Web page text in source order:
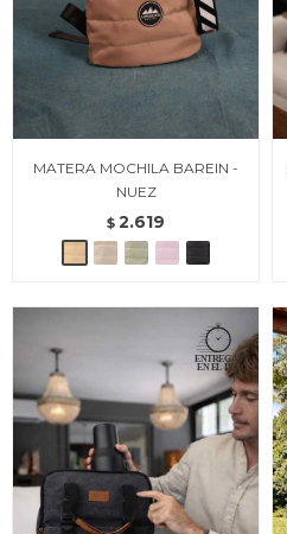
MATERA MOCHILA BAREIN -
NUEZ
$ 2.619